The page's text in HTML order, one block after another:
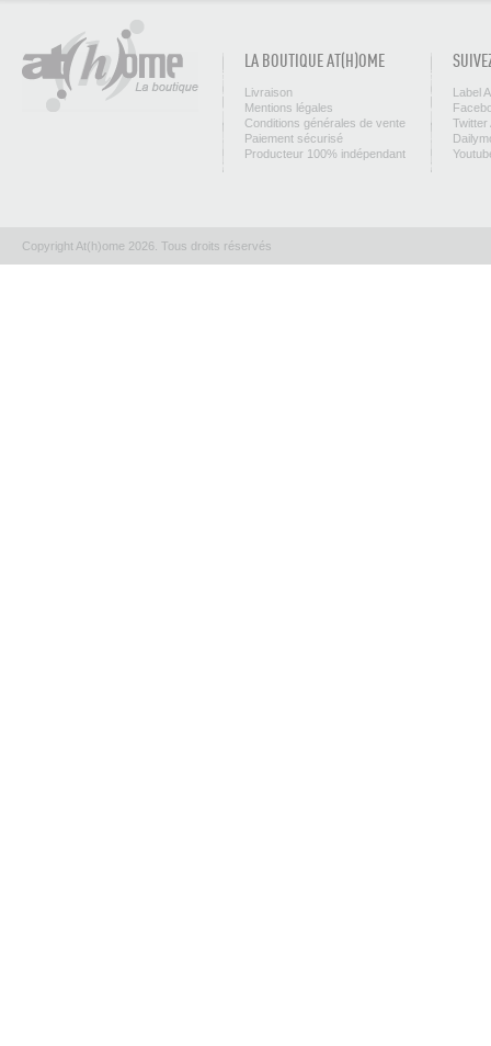
LA BOUTIQUE AT(H)OME
Livraison
Mentions légales
Conditions générales de vente
Paiement sécurisé
Producteur 100% indépendant
Label
Twitter
Copyright At(h)ome 2026. Tous droits réservés